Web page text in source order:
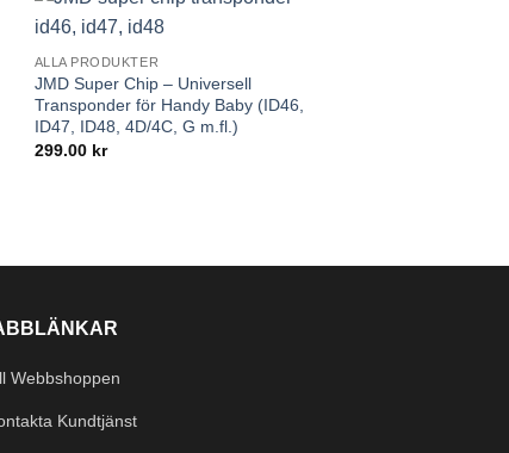
ALLA PRODUKTER
JMD Super Chip – Universell
Transponder för Handy Baby (ID46,
ID47, ID48, 4D/4C, G m.fl.)
299.00 kr
Webbshoppen
Kundtjänst